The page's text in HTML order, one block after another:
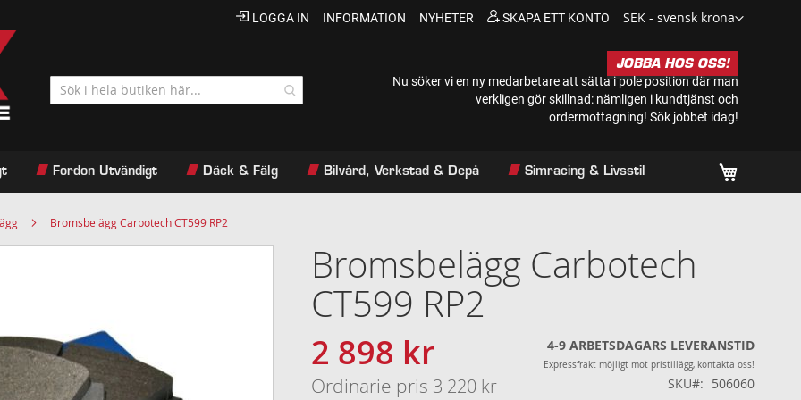
Valuta
SEK - svensk krona
LOGGA IN INFORMATION NYHETER SKAPA ETT KONTO
JOBBA HOS OSS!
Nu söker vi en ny medarbetare att sätta i pole position där man
verkligen gör skillnad: nämligen i kundtjänst och
ordermottagning! Sök jobbet idag!
Fordon Utvändigt Däck & Fälg Bilvård, Verkstad & Depå Simracing & Livsstil
Bromsbelägg Carbotech CT599 RP2
Bromsbelägg Carbotech
CT599 RP2
Ordinarie pris 3 220 kr
Specialpris
2 898 kr 4-9 ARBETSDAGARS LEVERANSTID
Expressfrakt möjligt mot pristillägg, kontakta oss!
SKU 506060